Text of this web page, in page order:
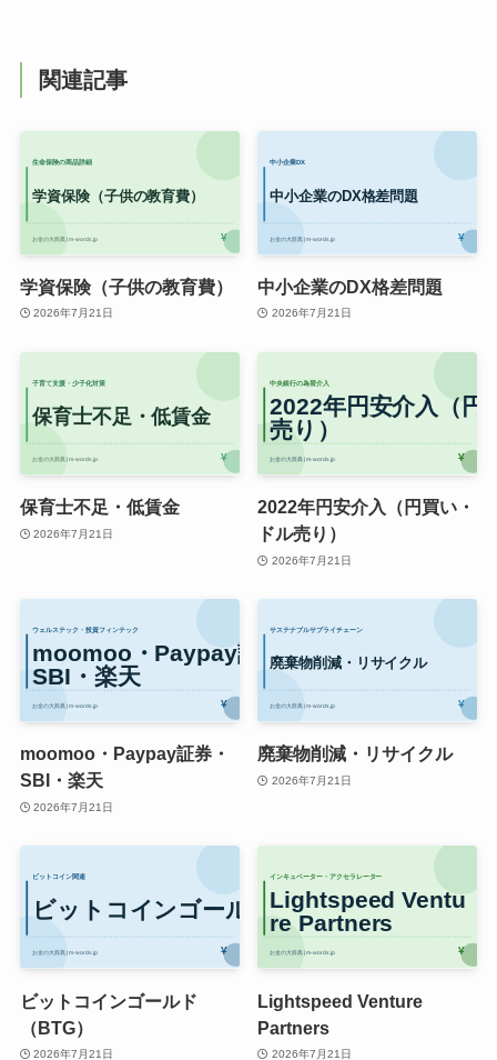
関連記事
学資保険（子供の教育費）
2026年7月21日
中小企業のDX格差問題
2026年7月21日
保育士不足・低賃金
2026年7月21日
2022年円安介入（円買い・
ドル売り）
2026年7月21日
moomoo・Paypay証券・
SBI・楽天
2026年7月21日
廃棄物削減・リサイクル
2026年7月21日
ビットコインゴールド
（BTG）
2026年7月21日
Lightspeed Venture
Partners
2026年7月21日